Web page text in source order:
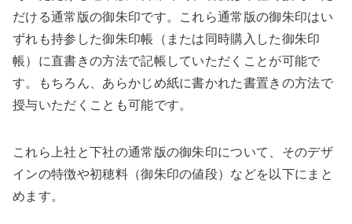
だける通常版の御朱印です。これら通常版の御朱印はい
ずれも持参した御朱印帳（または同時購入した御朱印
帳）に直書きの方法で記帳していただくことが可能で
す。もちろん、あらかじめ紙に書かれた書置きの方法で
授与いただくことも可能です。
これら上社と下社の通常版の御朱印について、そのデザ
インの特徴や初穂料（御朱印の値段）などを以下にまと
めます。